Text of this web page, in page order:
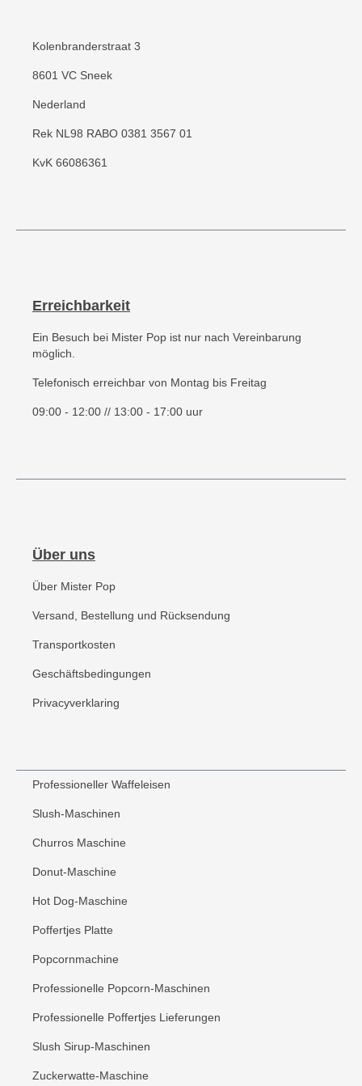
Kolenbranderstraat 3
8601 VC Sneek
Nederland
Rek NL98 RABO 0381 3567 01
KvK 66086361
Erreichbarkeit
Ein Besuch bei Mister Pop ist nur nach Vereinbarung
möglich.
Telefonisch erreichbar von Montag bis Freitag
09:00 - 12:00 // 13:00 - 17:00 uur
Über uns
Über Mister Pop
Versand, Bestellung und Rücksendung
Transportkosten
Geschäftsbedingungen
Privacyverklaring
Professioneller Waffeleisen
Slush-Maschinen
Churros Maschine
Donut-Maschine
Hot Dog-Maschine
Poffertjes Platte
Popcornmachine
Professionelle Popcorn-Maschinen
Professionelle Poffertjes Lieferungen
Slush Sirup-Maschinen
Zuckerwatte-Maschine